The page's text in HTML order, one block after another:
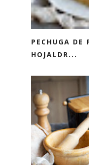
PECHUGA DE
HOJALDR...